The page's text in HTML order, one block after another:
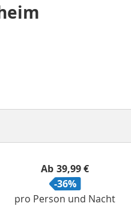
Ab 39,99 €
-36%
pro Person und Nacht